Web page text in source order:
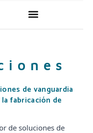
de vanguardia
fabricación de
de soluciones de